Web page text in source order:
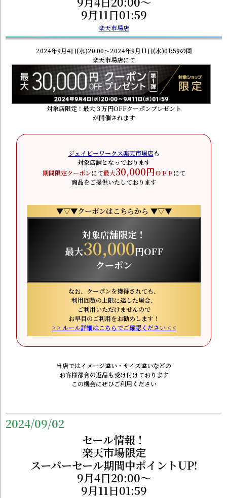
9月11日01:59
楽天市場店
2024年9月4日(水)20:00～2024年9月11日(水)01:59の間
楽天市場店にて
対象店限定！最大３万円OFFクーポンプレゼント
が開催されます
ジェイビーワークス楽天市場店も
対象店舗となっております
期間限定クーポンにて最大30,000円ＯＦＦにて
商品をご提供いたしております
▼▽▼クーポンはこちらから ▼▽▼
対象店舗限定！
最大30,000円OFF
クーポン
なお、クーポンを獲得されても、
利用回数の上限に達した場合、
ご利用いただけませんので
お早目のご利用をお勧めします！
> > ルール詳細はこちらでご確認ください < <
当店ではイメージ違い・サイズ違いなどの
お客様都合の返品も受け付けております
この機会にぜひご利用ください
2024/09/02
セール情報！
楽天市場限定
スーパーセール期間中ポイントUP!
9月4日20:00～
9月11日01:59